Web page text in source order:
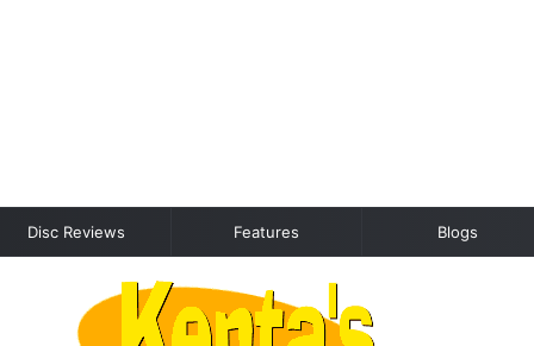
Disc Reviews Features Blogs